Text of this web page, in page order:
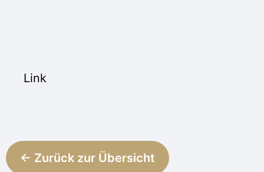
Link
← Zurück zur Übersicht